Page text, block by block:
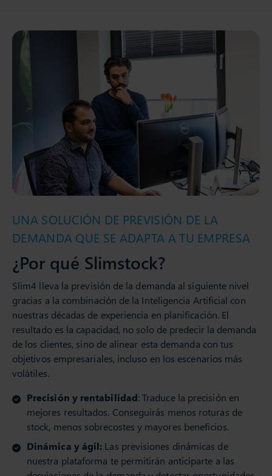
UNA SOLUCIÓN DE PREVISIÓN DE LA
DEMANDA QUE SE ADAPTA A TU EMPRESA
¿Por qué Slimstock?
Slim4 lleva la previsión de la demanda al siguiente nivel
gracias a la combinación de la Inteligencia Artificial con
nuestras décadas de experiencia en planificación. El
resultado es la capacidad, no solo de predecir la demanda
de los clientes, sino de alinear esta demanda con tus
objetivos empresariales, incluso en los escenarios más
volátiles.
Precisión y rentabilidad: Traduce la precisión en
mejores resultados. Conseguirás menos roturas de
stock, menos sobrecostes y mayores beneficios.
Dinámica y ágil: Las previsiones dinámicas de
nuestra plataforma te permitirán anticiparte a las